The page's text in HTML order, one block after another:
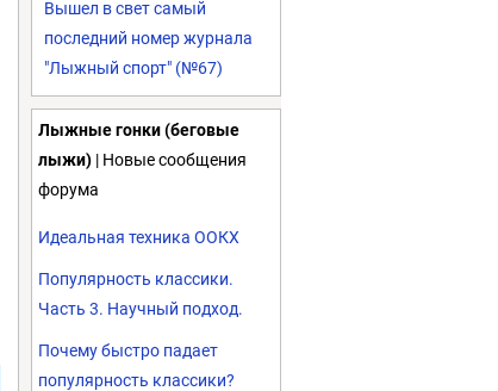
Вышел в свет самый
последний номер журнала
"Лыжный спорт" (№67)
Лыжные гонки (беговые
лыжи) | Новые сообщения
форума
Идеальная техника ООКХ
Популярность классики.
Часть 3. Научный подход.
Почему быстро падает
популярность классики?